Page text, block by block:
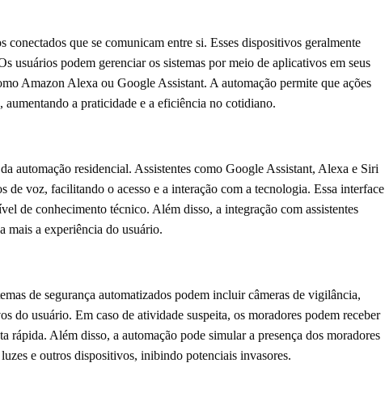
que se comunicam entre si. Esses dispositivos geralmente
podem gerenciar os sistemas por meio de aplicativos em seus
Amazon Alexa ou Google Assistant. A automação permite que ações
a praticidade e a eficiência no cotidiano.
automação residencial. Assistentes como Google Assistant, Alexa e Siri
voz, facilitando o acesso e a interação com a tecnologia. Essa interface
de conhecimento técnico. Além disso, a integração com assistentes
mais a experiência do usuário.
de segurança automatizados podem incluir câmeras de vigilância,
do usuário. Em caso de atividade suspeita, os moradores podem receber
rápida. Além disso, a automação pode simular a presença dos moradores
e outros dispositivos, inibindo potenciais invasores.